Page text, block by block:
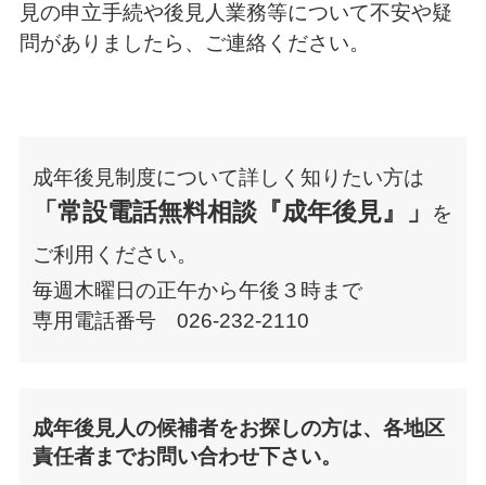
見の申立手続や後見人業務等について不安や疑
問がありましたら、ご連絡ください。
成年後見制度について詳しく知りたい方は
「常設電話無料相談『成年後見』」
を
ご利用ください。
毎週木曜日の正午から午後３時まで
専用電話番号 026-232-2110
成年後見人の候補者をお探しの方は、各地区
責任者までお問い合わせ下さい。